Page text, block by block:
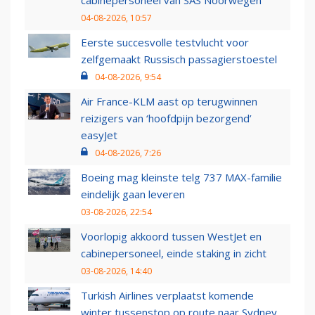
04-08-2026, 10:57
Eerste succesvolle testvlucht voor
zelfgemaakt Russisch passagierstoestel
04-08-2026, 9:54
Air France-KLM aast op terugwinnen
reizigers van ‘hoofdpijn bezorgend’
easyJet
04-08-2026, 7:26
Boeing mag kleinste telg 737 MAX-familie
eindelijk gaan leveren
03-08-2026, 22:54
Voorlopig akkoord tussen WestJet en
cabinepersoneel, einde staking in zicht
03-08-2026, 14:40
Turkish Airlines verplaatst komende
winter tussenstop op route naar Sydney